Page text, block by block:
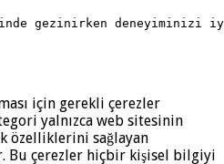
gezinirken deneyiminizi
için gerekli çerezler
yalnızca web sitesinin
özelliklerini sağlayan
Bu çerezler hiçbir kişisel bilgiyi